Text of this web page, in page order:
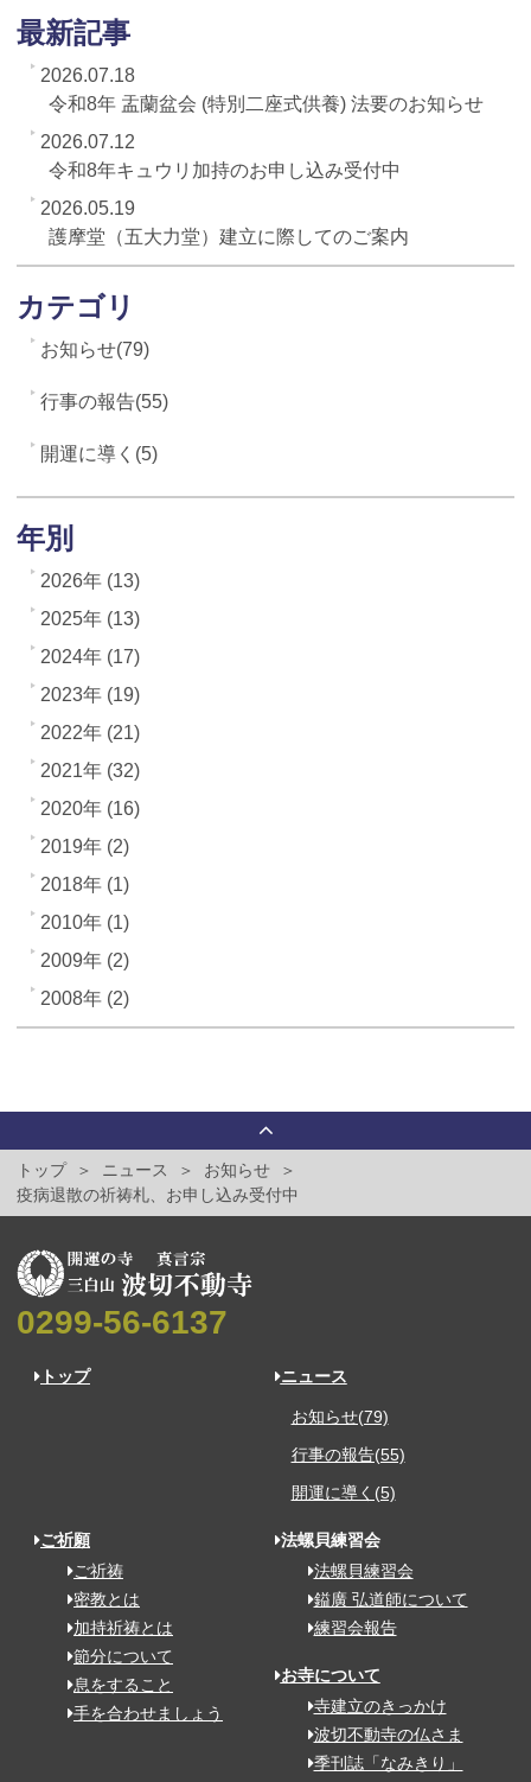
最新記事
2026.07.18
令和8年 盂蘭盆会 (特別二座式供養) 法要のお知らせ
2026.07.12
令和8年キュウリ加持のお申し込み受付中
2026.05.19
護摩堂（五大力堂）建立に際してのご案内
カテゴリ
お知らせ(79)
行事の報告(55)
開運に導く(5)
年別
2026年 (13)
2025年 (13)
2024年 (17)
2023年 (19)
2022年 (21)
2021年 (32)
2020年 (16)
2019年 (2)
2018年 (1)
2010年 (1)
2009年 (2)
2008年 (2)
トップ ニュース
お知らせ
疫病退散の祈祷札、お申し込み受付中
0299-56-6137
トップ ニュース
お知らせ(79)
行事の報告(55)
開運に導く(5)
ご祈願
ご祈祷
密教とは
加持祈祷とは
節分について
息をすること
手を合わせましょう
法螺貝練習会
法螺貝練習会
鎰廣 弘道師について
練習会報告
お寺について
寺建立のきっかけ
波切不動寺の仏さま
季刊誌「なみきり」